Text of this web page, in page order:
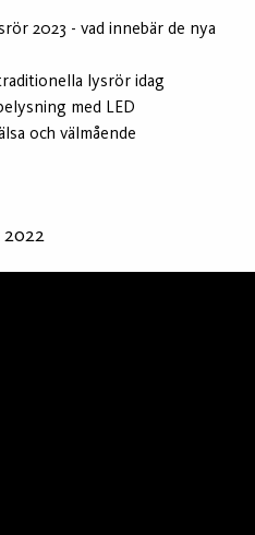
2023 - vad innebär de nya
lysrör idag
med LED
och välmående
2022